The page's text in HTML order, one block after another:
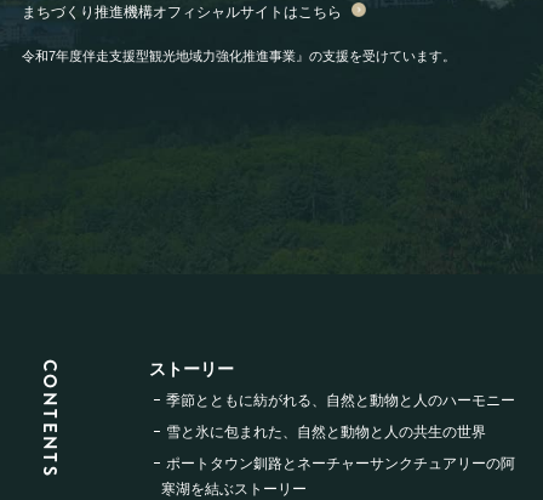
まちづくり推進機構オフィシャルサイトはこちら
令和7年度伴走支援型観光地域力強化推進事業』の支援を受けています。
CONTENTS ストーリー
季節とともに紡がれる、 自然と動物と人のハーモニー
雪と氷に包まれた、 自然と動物と人の共生の世界
ポートタウン釧路と ネーチャーサンクチュアリーの阿
寒湖を結ぶストーリー